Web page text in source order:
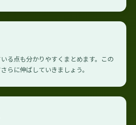
る点も分かりやすくまとめます。この
らに伸ばしていきましょう。